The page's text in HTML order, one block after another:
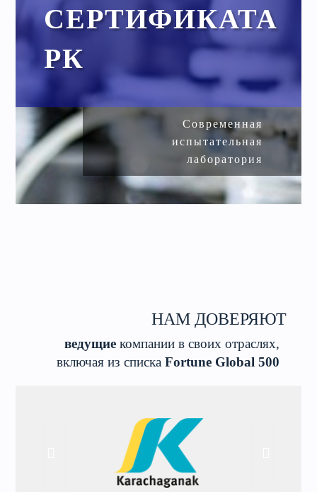
СЕРТИФИКАТА
РК
Современная
испытательная
лаборатория
НАМ ДОВЕРЯЮТ
ведущие компании в своих отраслях,
включая из спискаFortune Global 500